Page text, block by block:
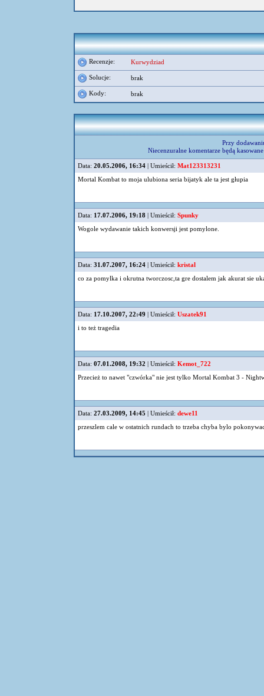
Recenzje: Kurwydziad
Solucje: brak
Kody: brak
Przy
Niecenzuralne komentarze będą
Data: 20.05.2006, 16:34 | Umieścił: Mat123313231
Mortal Kombat to moja ulubiona seria bijatyk ale ta jest głupia
Data: 17.07.2006, 19:18 | Umieścił: Spunky
Wogole wydawanie takich konwersji jest pomylone.
Data: 31.07.2007, 16:24 | Umieścił: kristal
co za pomylka i okrutna tworczosc,ta gre dostalem jak akurat sie
Data: 17.10.2007, 22:49 | Umieścił: Uszatek91
i to też tragedia
Data: 07.01.2008, 19:32 | Umieścił: Kemot_722
Przecież to nawet "czwórka" nie jest tylko Mortal Kombat 3 -
Data: 27.03.2009, 14:45 | Umieścił: dewe11
przeszlem cale w ostatnich rundach to trzeba chyba bylo